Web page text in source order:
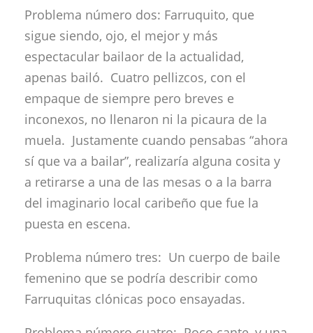
Problema número dos: Farruquito, que
sigue siendo, ojo, el mejor y más
espectacular bailaor de la actualidad,
apenas bailó. Cuatro pellizcos, con el
empaque de siempre pero breves e
inconexos, no llenaron ni la picaura de la
muela. Justamente cuando pensabas “ahora
sí que va a bailar”, realizaría alguna cosita y
a retirarse a una de las mesas o a la barra
del imaginario local caribeño que fue la
puesta en escena.
Problema número tres: Un cuerpo de baile
femenino que se podría describir como
Farruquitas clónicas poco ensayadas.